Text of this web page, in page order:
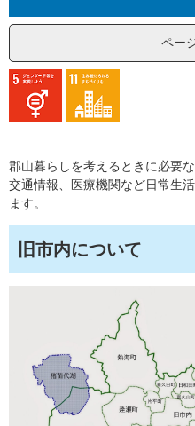
へ
ペー
郡山暮らしを考えるときに必要
交通情報、医療機関など日常生
ます。
旧市内について